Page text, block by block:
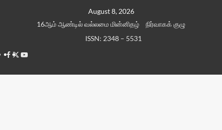
August 8, 2026
16ஆம் ஆண்டில் வல்லமை மின்னிதழ்
நிர்வாகக் குழு
ISSN: 2348 – 5531
Facebook
TwitterYoutube